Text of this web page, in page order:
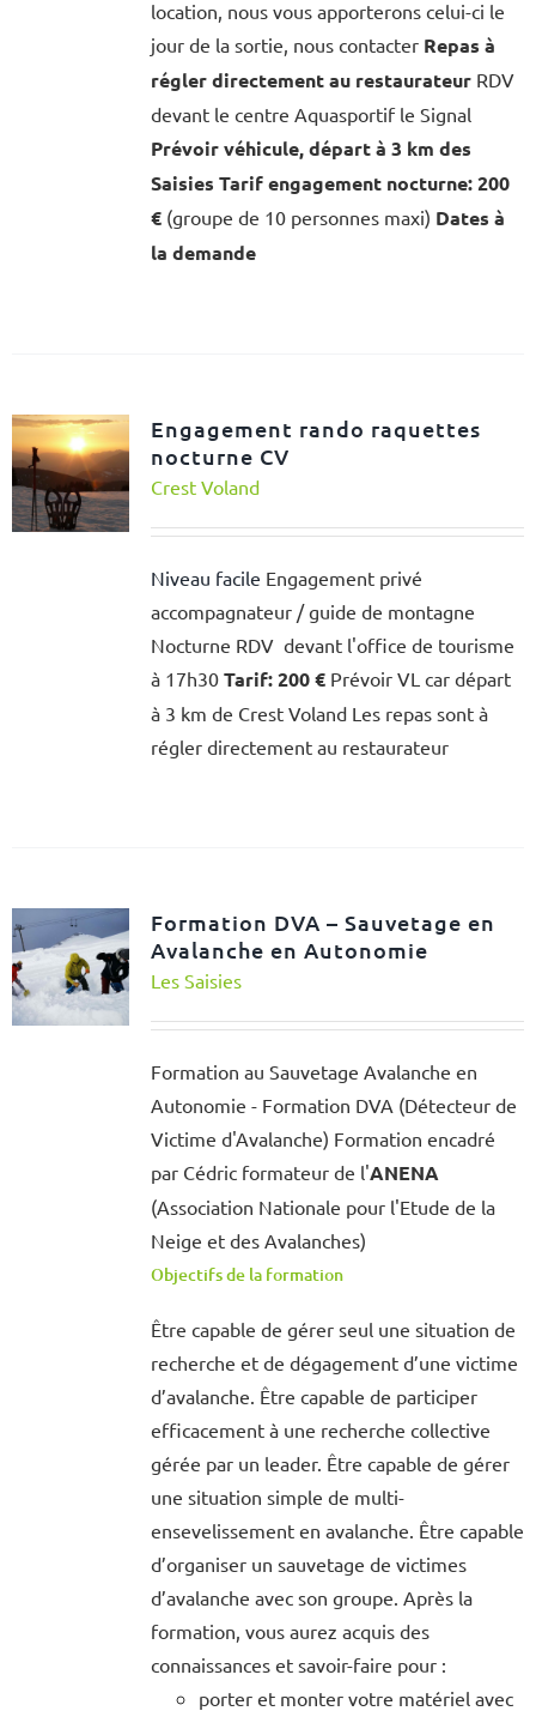
location, nous vous apporterons celui-ci le
jour de la sortie, nous contacter Repas à
régler directement au restaurateurRDV
devant le centre Aquasportif le Signal
Prévoir véhicule, départ à 3 km des
Saisies Tarif engagement nocturne: 200
€ (groupe de 10 personnes maxi) Dates à
la demande
Engagement rando raquettes
nocturne CV
Crest Voland
Niveau facile Engagement privé
accompagnateur / guide de montagne
Nocturne RDV devant l'office de tourisme
à 17h30 Tarif: 200 € Prévoir VL car départ
à 3 km de Crest Voland Les repas sont à
régler directement au restaurateur
Formation DVA – Sauvetage en
Avalanche en Autonomie
Les Saisies
Formation au Sauvetage Avalanche en
Autonomie - Formation DVA (Détecteur de
Victime d'Avalanche) Formation encadré
par Cédric formateur de l'ANENA
(Association Nationale pour l'Etude de la
Neige et des Avalanches)
Objectifs de la formation
Être capable de gérer seul une situation de
recherche et de dégagement d’une victime
d’avalanche. Être capable de participer
efficacement à une recherche collective
gérée par un leader. Être capable de gérer
une situation simple de multi-
ensevelissement en avalanche. Être capable
d’organiser un sauvetage de victimes
d’avalanche avec son groupe. Après la
formation, vous aurez acquis des
connaissances et savoir-faire pour :
porter et monter votre matériel avec